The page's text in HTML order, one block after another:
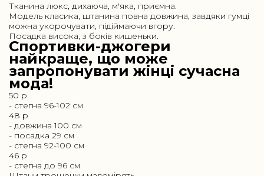
Тканина люкс, дихаюча, м'яка, приємна.
Модель класика, штанина повна довжина, завдяки гумці
можна укорочувати, підіймаючи вгору.
Посадка висока, з боків кишеньки.
Спортивки-джогери
найкраще, що може
запропонувати жінці сучасна
мода!
50 р
- стегна 96-102 см
48 р
- довжина 100 см
- посадка 29 см
- стегна 92-100 см
46 р
- стегна до 96 см